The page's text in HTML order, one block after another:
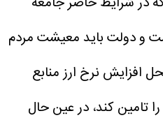
و دولت باید معیشت مردم
افزایش نرخ ارز منابع
را تامین کند، در عین حال